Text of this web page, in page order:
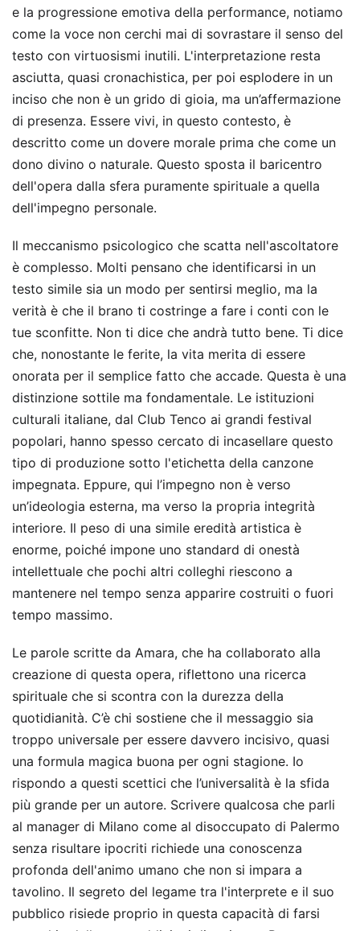
e la progressione emotiva della performance, notiamo
come la voce non cerchi mai di sovrastare il senso del
testo con virtuosismi inutili. L'interpretazione resta
asciutta, quasi cronachistica, per poi esplodere in un
inciso che non è un grido di gioia, ma un’affermazione
di presenza. Essere vivi, in questo contesto, è
descritto come un dovere morale prima che come un
dono divino o naturale. Questo sposta il baricentro
dell'opera dalla sfera puramente spirituale a quella
dell'impegno personale.
Il meccanismo psicologico che scatta nell'ascoltatore
è complesso. Molti pensano che identificarsi in un
testo simile sia un modo per sentirsi meglio, ma la
verità è che il brano ti costringe a fare i conti con le
tue sconfitte. Non ti dice che andrà tutto bene. Ti dice
che, nonostante le ferite, la vita merita di essere
onorata per il semplice fatto che accade. Questa è una
distinzione sottile ma fondamentale. Le istituzioni
culturali italiane, dal Club Tenco ai grandi festival
popolari, hanno spesso cercato di incasellare questo
tipo di produzione sotto l'etichetta della canzone
impegnata. Eppure, qui l’impegno non è verso
un’ideologia esterna, ma verso la propria integrità
interiore. Il peso di una simile eredità artistica è
enorme, poiché impone uno standard di onestà
intellettuale che pochi altri colleghi riescono a
mantenere nel tempo senza apparire costruiti o fuori
tempo massimo.
Le parole scritte da Amara, che ha collaborato alla
creazione di questa opera, riflettono una ricerca
spirituale che si scontra con la durezza della
quotidianità. C’è chi sostiene che il messaggio sia
troppo universale per essere davvero incisivo, quasi
una formula magica buona per ogni stagione. Io
rispondo a questi scettici che l’universalità è la sfida
più grande per un autore. Scrivere qualcosa che parli
al manager di Milano come al disoccupato di Palermo
senza risultare ipocriti richiede una conoscenza
profonda dell'animo umano che non si impara a
tavolino. Il segreto del legame tra l'interprete e il suo
pubblico risiede proprio in questa capacità di farsi